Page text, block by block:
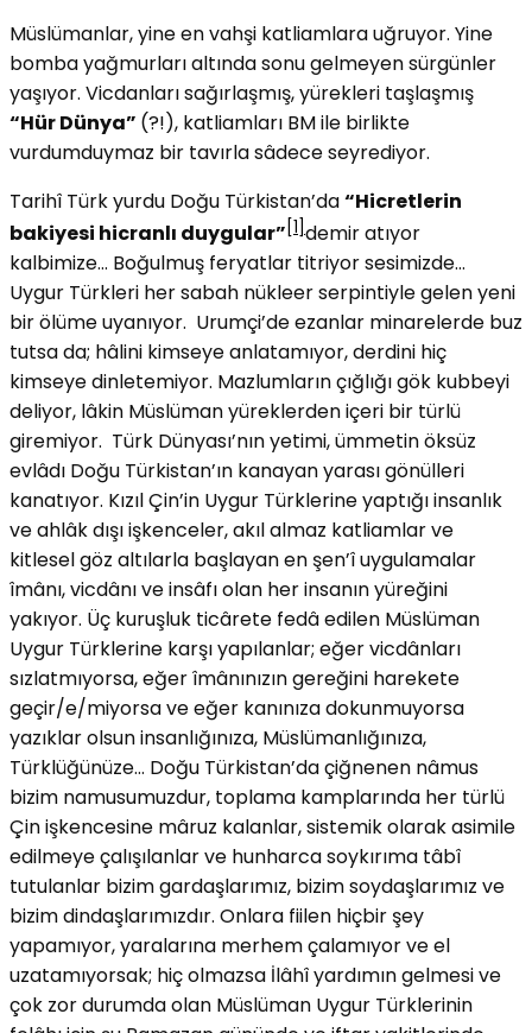
Müslümanlar, yine en vahşi katliamlara uğruyor. Yine
bomba yağmurları altında sonu gelmeyen sürgünler
yaşıyor. Vicdanları sağırlaşmış, yürekleri taşlaşmış
“Hür Dünya” (?!), katliamları BM ile birlikte
vurdumduymaz bir tavırla sâdece seyrediyor.
Tarihî Türk yurdu Doğu Türkistan’da“Hicretlerin
bakiyesi hicranlı duygular” [1]demir atıyor
kalbimize… Boğulmuş feryatlar titriyor sesimizde…
Uygur Türkleri her sabah nükleer serpintiyle gelen yeni
bir ölüme uyanıyor. Urumçi’de ezanlar minarelerde buz
tutsa da; hâlini kimseye anlatamıyor, derdini hiç
kimseye dinletemiyor. Mazlumların çığlığı gök kubbeyi
deliyor, lâkin Müslüman yüreklerden içeri bir türlü
giremiyor. Türk Dünyası’nın yetimi, ümmetin öksüz
evlâdı Doğu Türkistan’ın kanayan yarası gönülleri
kanatıyor. Kızıl Çin’in Uygur Türklerine yaptığı insanlık
ve ahlâk dışı işkenceler, akıl almaz katliamlar ve
kitlesel göz altılarla başlayan en şen’î uygulamalar
îmânı, vicdânı ve insâfı olan her insanın yüreğini
yakıyor. Üç kuruşluk ticârete fedâ edilen Müslüman
Uygur Türklerine karşı yapılanlar; eğer vicdânları
sızlatmıyorsa, eğer îmânınızın gereğini harekete
geçir/e/miyorsa ve eğer kanınıza dokunmuyorsa
yazıklar olsun insanlığınıza, Müslümanlığınıza,
Türklüğünüze… Doğu Türkistan’da çiğnenen nâmus
bizim namusumuzdur, toplama kamplarında her türlü
Çin işkencesine mâruz kalanlar, sistemik olarak asimile
edilmeye çalışılanlar ve hunharca soykırıma tâbî
tutulanlar bizim gardaşlarımız, bizim soydaşlarımız ve
bizim dindaşlarımızdır. Onlara fiilen hiçbir şey
yapamıyor, yaralarına merhem çalamıyor ve el
uzatamıyorsak; hiç olmazsa İlâhî yardımın gelmesi ve
çok zor durumda olan Müslüman Uygur Türklerinin